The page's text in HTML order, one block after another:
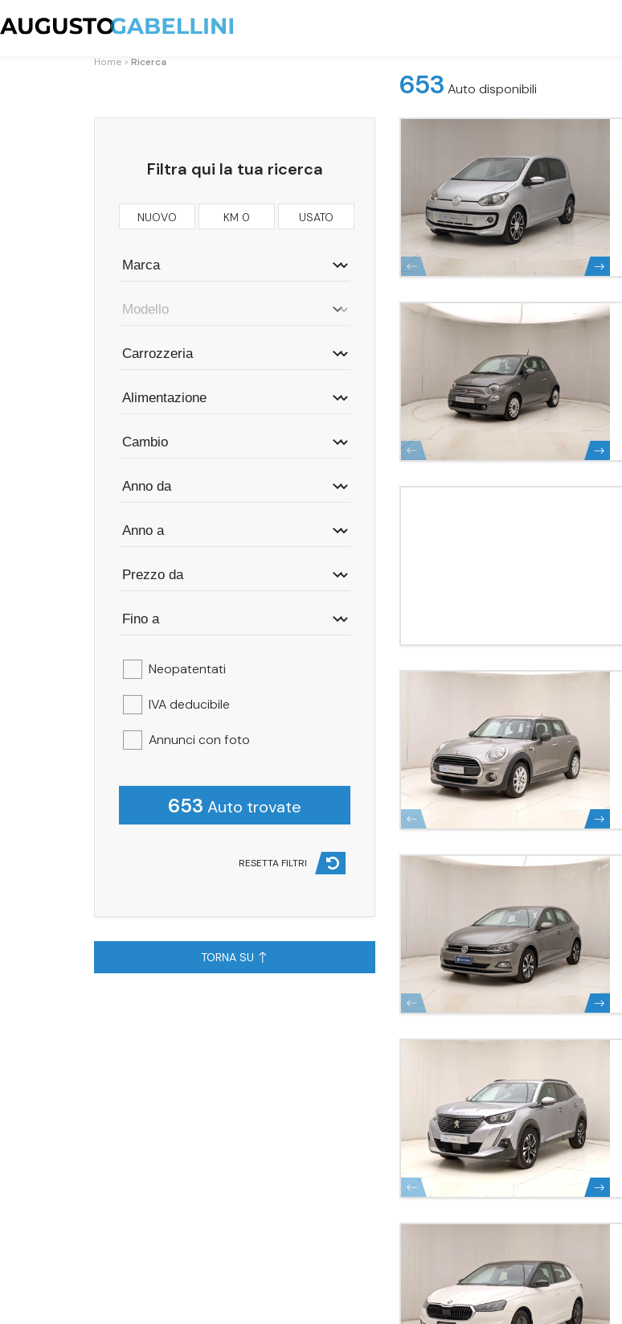
Home Ricerca
653 Auto disponibili
Filtra qui la tua ricerca
NUOVO KM 0 USATO
Neopatentati
IVA deducibile
Annunci con foto
653 Auto trovate
RESETTA FILTRI
TORNA SU